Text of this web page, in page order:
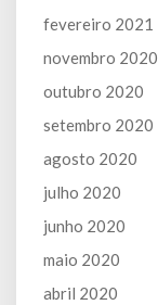
fevereiro 2021
novembro 2020
outubro 2020
setembro 2020
agosto 2020
julho 2020
junho 2020
maio 2020
abril 2020